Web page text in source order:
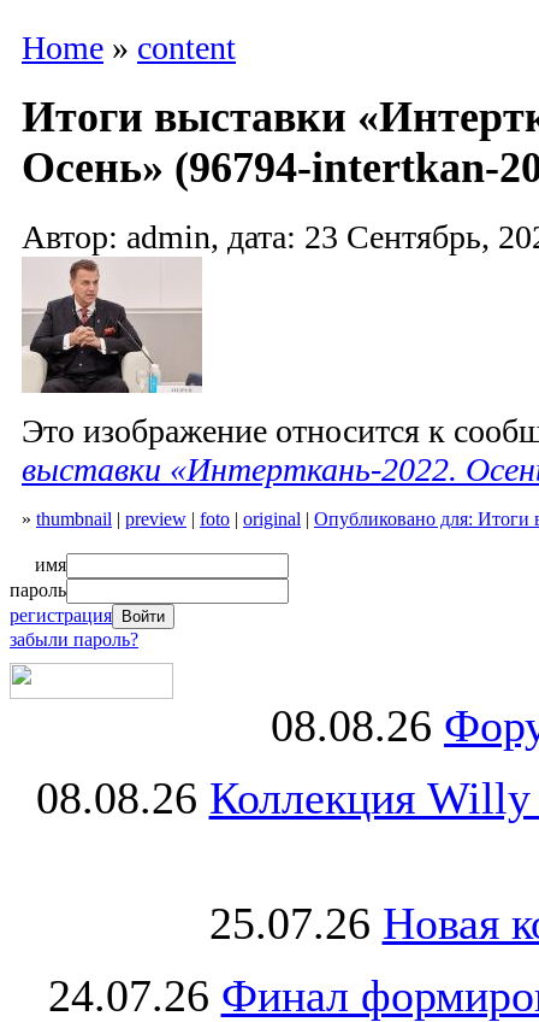
Home » content
Итоги выставки
Осень» (96794-intertkan-
Автор: admin, дата: 23 Сентябрь,
Это изображение относится к
выставки «Интерткань-2022.
» thumbnail | preview | foto | original | Опубликовано для: Итоги
имя
пароль
регистрация
забыли пароль?
08.08.26
08.08.26 Коллекция Willy
25.07.26 Новая
24.07.26 Финал